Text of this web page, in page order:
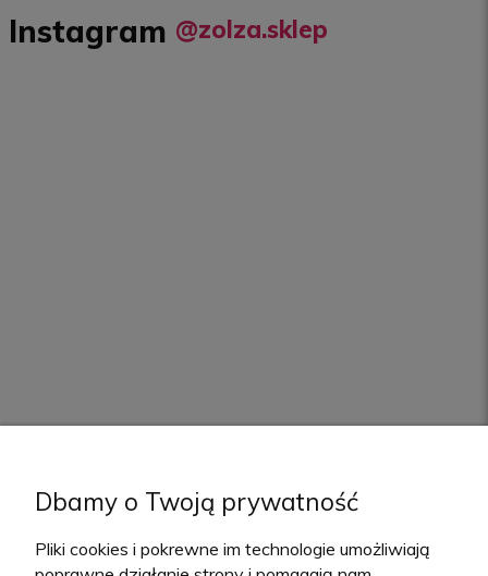
Instagram @zolza.sklep
Dbamy o Twoją prywatność
Pliki cookies i pokrewne im technologie umożliwiają